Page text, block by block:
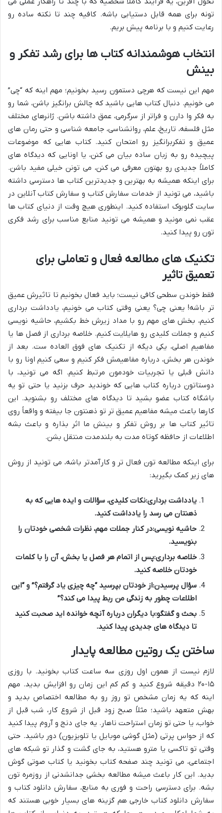
تونه برای همه قابل دستیابی باشه. کافیه چند تا نکته ساده رو
رعایت کنیم و با برنامه پیش بریم.
انتخاب هوشمندانه کتاب ها برای رشد تفکر و
بینش
مهم این نیست که هرچی دستمون رسید بخونیم؛ مهم اینه که “چی”
می خونیم. دنبال کتاب هایی باشید که چالش برانگیز باشن، شما رو
به فکر وا دارن و فراتر از سرگرمی، عمق داشته باشن. ژانرهای مختلف
مثل فلسفه، تاریخ، علم، روانشناسی، جامعه شناسی و حتی رمان های
عمیق و تفکربرانگیز رو امتحان کنید. کتاب هایی که موضوعات
پیچیده رو به زبان ساده بیان می کنن، یا اونایی که دیدگاه های
کاملاً جدیدی رو بهتون معرفی می کنن، می تونن خیلی مفید باشن.
برای اینکه همیشه به بهترین و جدیدترین کتاب ها دسترسی داشته
باشید، می تونید از خدمات سفارش کتاب و سفارش کتاب آنلاین در
سایت گلوبوک استفاده کنید. اینطوری هیچ وقت از دنیای کتاب ها
عقب نمی مونید و همیشه می تونید منابع مناسب برای رشد فکری
تون رو پیدا کنید.
تکنیک های مطالعه فعال و تعاملی برای
تعمیق تاثیر
فقط خوندن سطحی کافی نیست؛ باید فعال بخونیم تا تاثیرش عمیق
تر باشه! یعنی چی؟ یعنی وقتی کتاب می خونیم، یادداشت برداری
کنیم، بخش های مهم رو با مداد زیرش خط بکشیم، حاشیه نویسی
کنیم و جملات کلیدی رو هایلایت کنیم. خلاصه برداری از فصل ها یا
مفاهیم اصلی، یکی دیگه از تکنیک های فوق العاده ست. بعد از
خوندن هر بخش، درباره مفاهیمش فکر کنیم و سعی کنیم اونا رو با
دانش قبلی یا تجربیات خودمون مرتبط کنیم. اگه می تونید، با
دوستاتون درباره کتاب هایی که خوندید حرف بزنید یا حتی تو یه
باشگاه کتاب عضو بشید تا دیدگاه های مختلف رو بشنوید. این
کارها باعث میشه مفاهیم عمیق تر تو ذهنتون جا بیفته و واقعاً روی
تاثیر کتاب ها بر روش تفکر و بینش ما اثر بذاره و باعث بشه
اطلاعات از حافظه کوتاه مدت به بلندمدت منتقل بشن.
برای اینکه مطالعه تون فعال تر و کارآمدتر باشه، می تونید از روش
های زیر کمک بگیرید:
یادداشت برداری:نکات کلیدی، سؤالات و ایده هایی که به
ذهنتان می رسد را یادداشت کنید.
حاشیه نویسی:در کنار جملات مهم، نظرات شخصی خودتان را
بنویسید.
خلاصه برداری:پس از اتمام هر فصل یا بخش، آن را با کلمات
خودتان خلاصه کنید.
سؤال پرسیدن:از خودتان بپرسید “چه چیزی یاد گرفتم؟” و “این
اطلاعات چطور به زندگی من ربط پیدا می کند؟”
بحث و گفتگو:با دیگران درباره آنچه خوانده اید صحبت کنید
تا دیدگاه های جدیدی پیدا کنید.
ساختن یک روتین مطالعه پایدار
لازم نیست از همون اول روزی سه ساعت کتاب بخونید. با روزی
۱۵-۲۰ دقیقه شروع کنید و کم کم این زمان رو افزایش بدید. مهم
اینه که یه زمان مشخص تو روز رو به مطالعه اختصاص بدید و
بهش متعهد باشید؛ مثلاً صبح زود قبل از شروع کار، شب قبل از
خواب، یا حتی تو زمان استراحت ناهار. یه جای دنج و آروم پیدا کنید
که از حواس پرتی (مثل گوشی موبایل یا تلویزیون) دور باشید. حتی
وقتی تو تاکسی یا مترو هستید، به جای گشت و گذار تو شبکه های
اجتماعی، می تونید چند صفحه کتاب بخونید یا کتاب صوتی گوش
بدید. این کار باعث میشه مطالعه بخشی جدانشدنی از روزمره تون
بشه. برای دسترسی راحت و فوری به منابع، سفارش دانلود کتاب و
سفارش دانلود کتاب خارجی هم گزینه های بسیار خوبی هستند که